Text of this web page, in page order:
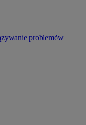
problemów